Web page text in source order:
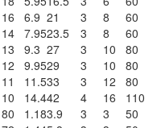
16 6.9 21 3 8
60
14 7.9523.5 3 8
60
13 9.3 27 3 10
80
12 9.9529 3 10
80
11 11.533 3 12
80
10 14.442 4 16
110
80 1.183.9 3 3
50